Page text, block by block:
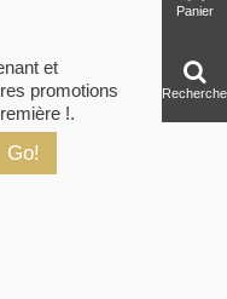
et
promotions
!.
Go!
Panier